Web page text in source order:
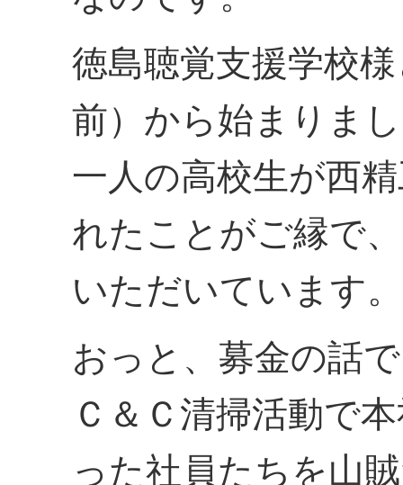
徳島聴覚支援学校
前）から始まりま
一人の高校生が西
れたことがご縁で
いただいています。
おっと、募金の話
Ｃ＆Ｃ清掃活動で
った社員たちを山